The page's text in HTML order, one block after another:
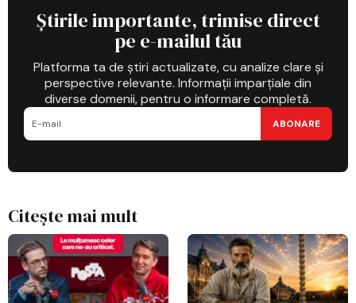
Știrile importante, trimise direct
pe e-mailul tău
Platforma ta de știri actualizate, cu analize clare și
perspective relevante. Informații imparțiale din
diverse domenii, pentru o informare completă.
ABONARE
Citește mai mult